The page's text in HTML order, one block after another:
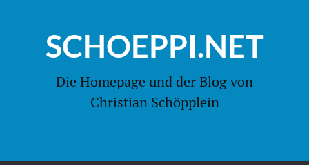
springenSCHOEPPI.NET
Die Homepage und der Blog von
Christian Schöpplein